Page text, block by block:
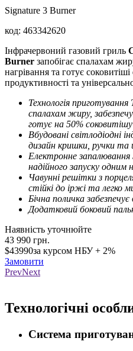
Signature 3 Burner
код: 463342620
Інфрачервоний газовий гриль
Burner запобігає спалахам
нагрівання та готує
продуктивності та
Технологія
спалахам жиру,
готує на 50% соковитішу
Вбудовані світлодіодні
дизайн кришки, ручки
Електронне
надійного запуску одним
Чавунні решітки з
стійкі до іржі та легко
Бічна поличка
Додатковий боковий
Наявність уточнюйте
43 990 грн.
$43990за курсом НБУ + 2%
Замовити
PrevNext
Технологічні
Система